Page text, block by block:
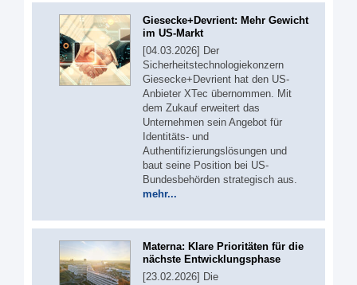
Giesecke+Devrient: Mehr Gewicht
im US-Markt
[04.03.2026] Der
Sicherheitstechnologiekonzern
Giesecke+Devrient hat den US-
Anbieter XTec übernommen. Mit
dem Zukauf erweitert das
Unternehmen sein Angebot für
Identitäts- und
Authentifizierungslösungen und
baut seine Position bei US-
Bundesbehörden strategisch aus.
mehr...
Materna: Klare Prioritäten für die
nächste Entwicklungsphase
[23.02.2026] Die